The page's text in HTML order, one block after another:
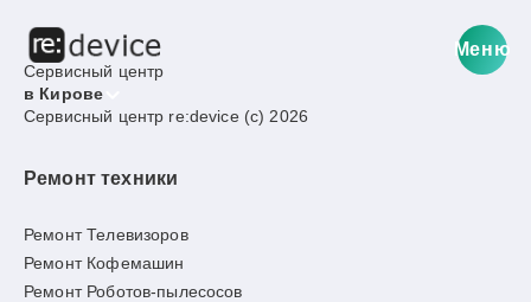
Сервисный центр
в Кирове
Меню
Сервисный центр re:device (c) 2026
Ремонт техники
Ремонт Телевизоров
Ремонт Кофемашин
Ремонт Роботов-пылесосов